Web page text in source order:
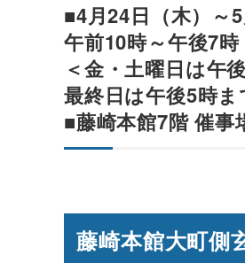
■4月24日（木）～5
午前10時～午後7時
＜金・土曜日は午
最終日は午後5時ま
■藤崎本館7階 催事
藤崎本館大町側